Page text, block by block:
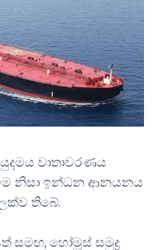
වාතාවරණය
නිසා ඉන්ධන ආනයනය
තිබේ.
සමඟ, හෝමූස් සමුද්‍ර